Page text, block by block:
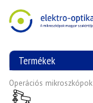
Termékek
Operációs mikroszkópok